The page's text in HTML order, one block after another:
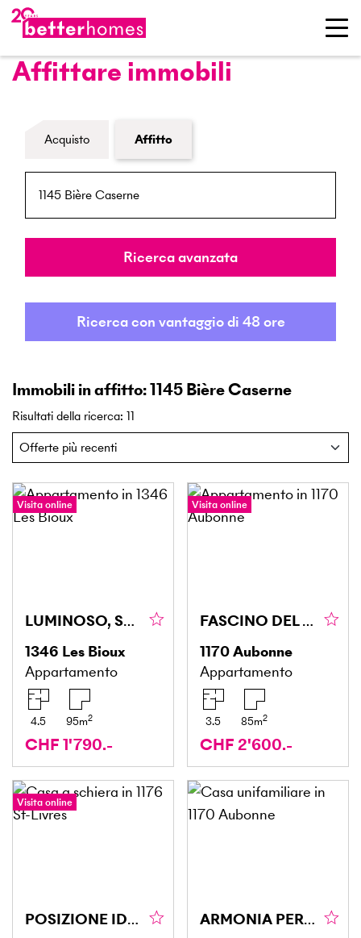
Affittare immobili
Modulo di ricerca immobiliare
Acquisto Affitto
Raggio
Ricerca avanzata
Ricerca con vantaggio di 48 ore
Immobili in affitto: 1145 Bière Caserne
Risultati della ricerca: 11
Visita online
LUMINOSO, SPAZIOSO, VICINO AL LAGO!
1346 Les Bioux
Appartamento
4.5 95m2
CHF 1'790.-
Visita online
FASCINO DEL CENTRO STORICO DI AUBONNE!
1170Aubonne
Appartamento
3.5 85m2
CHF 2'600.-
Visita online
POSIZIONE IDEALE, VISTA PANORAMICA!
ARMONIA PERFETTA TRA MODERNITÀ E CARATTERE